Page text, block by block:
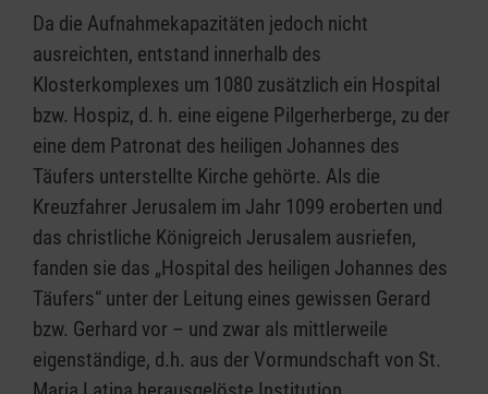
Da die Aufnahmekapazitäten jedoch nicht
ausreichten, entstand innerhalb des
Klosterkomplexes um 1080 zusätzlich ein Hospital
bzw. Hospiz, d. h. eine eigene Pilgerherberge, zu der
eine dem Patronat des heiligen Johannes des
Täufers unterstellte Kirche gehörte. Als die
Kreuzfahrer Jerusalem im Jahr 1099 eroberten und
das christliche Königreich Jerusalem ausriefen,
fanden sie das „Hospital des heiligen Johannes des
Täufers“ unter der Leitung eines gewissen Gerard
bzw. Gerhard vor – und zwar als mittlerweile
eigenständige, d.h. aus der Vormundschaft von St.